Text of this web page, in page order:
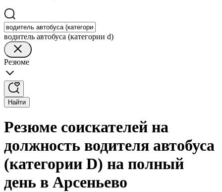
водитель автобуса (категории d)
Резюме
Найти
Резюме соискателей на
должность водителя автобуса
(категории D) на полный
день в Арсеньево